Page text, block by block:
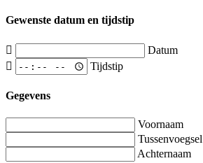
Gewenste datum en tijdstip
Datum
Tijdstip
Gegevens
Voornaam
Tussenvoegsel
Achternaam